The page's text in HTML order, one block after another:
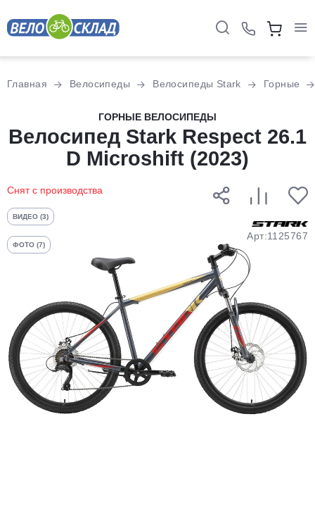
Главная Велосипеды Велосипеды Stark Горные
ГОРНЫЕ ВЕЛОСИПЕДЫ
Велосипед Stark Respect 26.1
D Microshift (2023)
Снят с производства
ВИДЕО (3)
ФОТО (7)
Арт:1125767
Разбейте
оплатуна части
без переплат
График платежей
Добавляйте товары
в корзину
Оплачивайте сегодня только
25% картой любого банка